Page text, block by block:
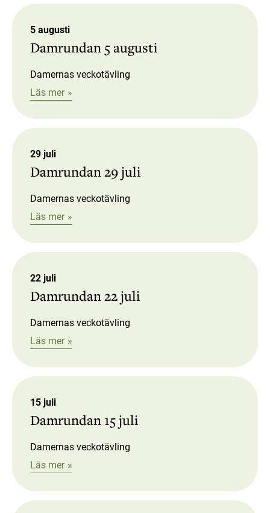
5 augusti
Damrundan 5 augusti
Damernas veckotävling
Läs mer
29 juli
Damrundan 29 juli
Damernas veckotävling
Läs mer
22 juli
Damrundan 22 juli
Damernas veckotävling
Läs mer
15 juli
Damrundan 15 juli
Damernas veckotävling
Läs mer